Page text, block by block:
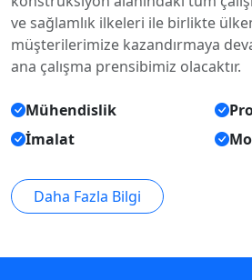
ve sağlamlık ilkeleri ile birlikte
müşterilerimize kazandırmaya
ana çalışma prensibimiz olacaktır.
Mühendislik
İmalat
Daha Fazla Bilgi